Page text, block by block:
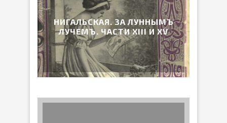
НИГАЛЬСКАЯ. ЗА ЛУННЫМЪ
ЛУЧЕМЪ. ЧАСТИ XIII И XV